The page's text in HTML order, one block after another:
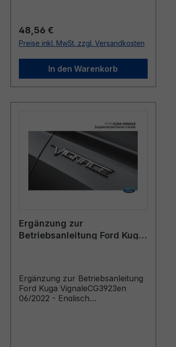
Regulärer Preis:
48,56 €
Preise inkl. MwSt. zzgl. Versandkosten
In den Warenkorb
Ergänzung zur
Betriebsanleitung Ford Kuga
Ergänzung zur Betriebsanleitung
Ford Kuga VignaleCG3923en
06/2022 - Englisch